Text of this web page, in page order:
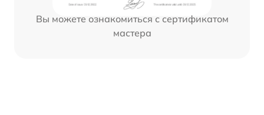
Вы можете ознакомиться с сертификатом
мастера